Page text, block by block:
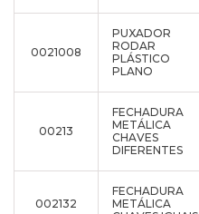
0021008
PUXADOR
RODAR
PLÁSTICO
PLANO
00213
FECHADURA
METÁLICA
CHAVES
DIFERENTES
002132
FECHADURA
METÁLICA